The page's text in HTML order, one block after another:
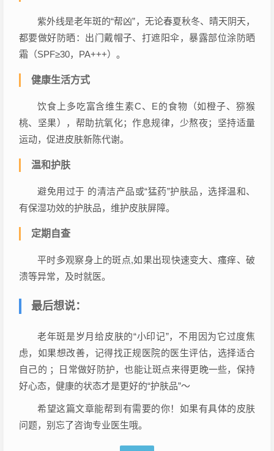
紫外线是老年斑的“帮凶”，无论春夏秋冬、晴天阴天，
都要做好防晒：出门戴帽子、打遮阳伞，暴露部位涂防晒
霜（SPF≥30，PA+++）。
健康生活方式
饮食上多吃富含维生素C、E的食物（如橙子、猕猴
桃、坚果），帮助抗氧化；作息规律，少熬夜；坚持适量
运动，促进皮肤新陈代谢。
温和护肤
避免用过于 的清洁产品或“猛药”护肤品，选择温和、
有保湿功效的护肤品，维护皮肤屏障。
定期自查
平时多观察身上的斑点,如果出现快速变大、瘙痒、破
溃等异常，及时就医。
最后想说：
老年斑是岁月给皮肤的“小印记”，不用因为它过度焦
虑，如果想改善，记得找正规医院的医生评估，选择适合
自己的 ；日常做好防护，也能让斑点来得更晚一些，保持
好心态，健康的状态才是更好的“护肤品”～
希望这篇文章能帮到有需要的你！如果有具体的皮肤
问题，别忘了咨询专业医生哦。